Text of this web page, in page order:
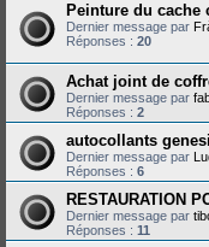
Peinture du cache
Dernier message par
Réponses : 20
Achat joint de
Dernier message par
Réponses : 2
autocollants
Dernier message par
Réponses : 6
RESTAURATION
Dernier message par
Réponses : 11